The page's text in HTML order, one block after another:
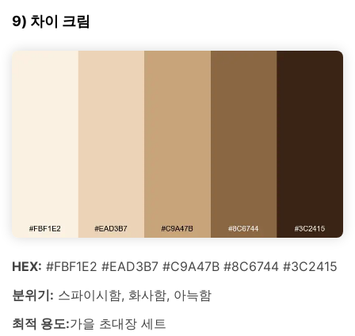
9) 차이 크림
HEX: #FBF1E2 #EAD3B7 #C9A47B #8C6744 #3C2415
분위기: 스파이시함, 화사함, 아늑함
최적 용도:가을 초대장 세트